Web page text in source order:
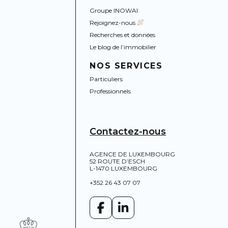
Groupe INOWAI
Rejoignez-nous
Recherches et données
Le blog de l’immobilier
NOS SERVICES
Particuliers
Professionnels
Contactez-nous
AGENCE DE LUXEMBOURG
52 ROUTE D’ESCH
L-1470 LUXEMBOURG
+352 26 43 07 07